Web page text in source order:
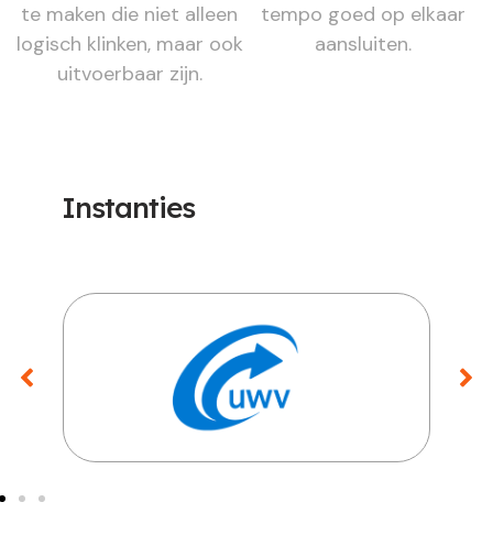
te maken die niet alleen
logisch klinken, maar ook
uitvoerbaar zijn.
tempo goed op elkaar
aansluiten.
Instanties